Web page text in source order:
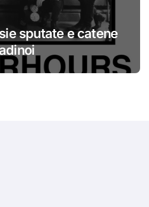
sputate e catene